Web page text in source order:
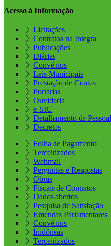
Acesso à Informação
Licitações
Contratos na Integra
Publicações
Diárias
Convênios
Leis Municipais
Prestação de Contas
Portarias
Ouvidoria
e-SIC
Detalhamento de Pessoal
Decretos
Folha de Pagamento
Terceirizados
Webmail
Perguntas e Respostas
Obras
Fiscais de Contratos
Dados abertos
Pesquisa de Satisfação
Emendas Parlamentares
Convênios
Inidôneas
Terceirizados